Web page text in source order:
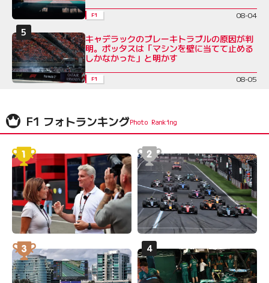
F1 08-04
キャデラックのブレーキトラブルの原因が判
明。ボッタスは「マシンを壁に当てて止める
しかなかった」と明かす
F1 08-05
F1 フォトランキング